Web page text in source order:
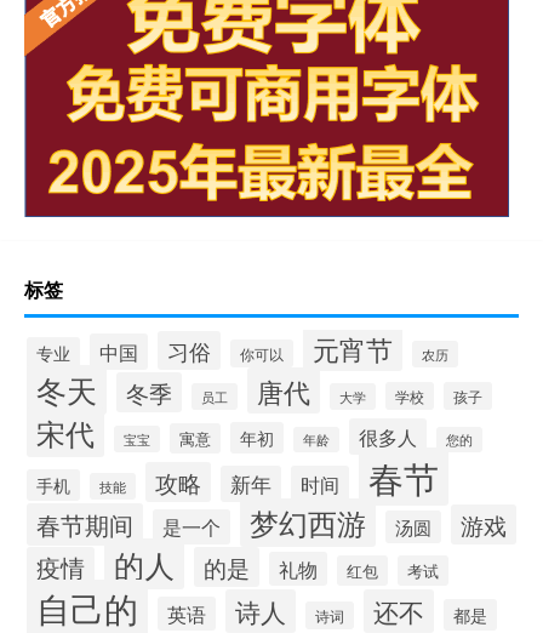
标签
专业 中国 习俗 你可以 元宵节 农历
冬天 冬季 员工 唐代 大学 学校 孩子
宋代 宝宝 寓意 年初 年龄 很多人 您的
手机 技能 攻略 新年 时间 春节
春节期间 是一个 梦幻西游 汤圆 游戏
疫情 的人 的是 礼物 红包 考试
自己的 英语 诗人 诗词 还不 都是